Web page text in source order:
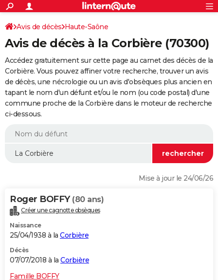
ACTUALITÉS
Politique
Société
Faits Divers
Education
Monde
Villes
+
SPORT
Coupe du monde 2026
Football
Tennis
Cyclisme
Rugby
Forum
Programme TV
TNT
Streaming
Cinéma
Sorties cinéma
Musique
+
FINANCE
Retraite
Epargne
Immobilier
Risques naturels par ville
Assurance
AUTO
Essais
Réserver un essai
Citadines
Berlines
SUV
Forum auto
+HIGH-TECH
BRICOLAGE
WEEK-END
Alimentation
Guide de la santé
Maladies
Médicaments
Sommeil
VOYAGE
Destinations
City break
Voyage nature
Voyage de noces
Forum
Climat
+PHOTO
GUIDES D'ACHAT
S'inscrire
Connexion
Avis de décès Haute-Saône
Avis de décès à la Corbière (70300)
Accédez gratuitement sur cette page au carnet des décès de la
Corbière. Vous pouvez affiner votre recherche, trouver un avis
de décès, une nécrologie ou un avis d'obsèques plus ancien en
tapant le nom d'un défunt et/ou le nom (ou code postal) d'une
commune proche de la Corbière dans le moteur de recherche
ci-dessous.
Mise à jour le 24/06/26
Roger BOFFY (80 ans)
Créer une cagnotte obsèques
Naissance
25/04/1938 à la Corbière
Décès
07/07/2018 à la Corbière
Famille BOFFY